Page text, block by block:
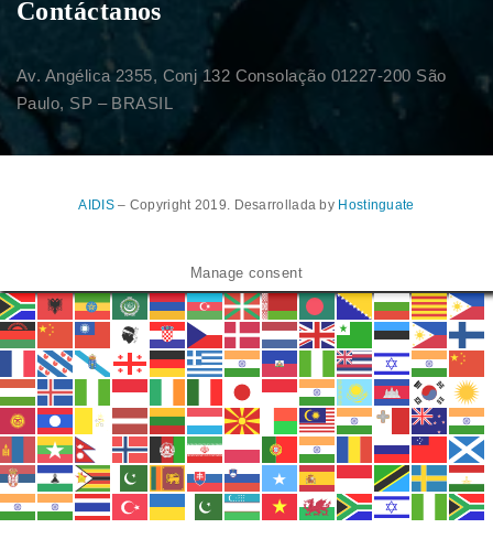
Contáctanos
Av. Angélica 2355, Conj 132 Consolação 01227-200 São
Paulo, SP – BRASIL
AIDIS– Copyright 2019. Desarrollada by Hostinguate
Manage consent